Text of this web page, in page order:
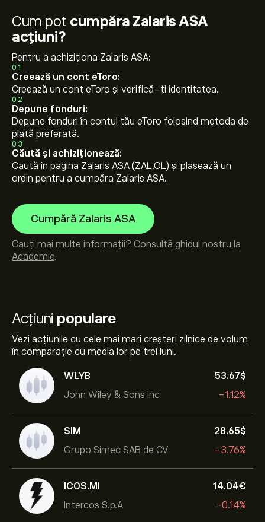
Acțiuni populare
Vezi acțiunile cu cele mai mari creșteri zilnice de volum
în comparație cu media lor pe trei luni.
WLYB
John Wiley & Sons Inc
53.67‎$‎
-1.12%
SIM
Grupo Simec SAB de CV
28.65‎$‎
-3.76%
ICOS.MI
Intercos S.p.A
14.04‎€‎
-0.14%
Cum pot cumpăra Zalaris ASA
acțiuni?
Pentru a achiziționa Zalaris ASA:
01
Creează un cont eToro:
Creează un cont eToro și verifică-ți identitatea.
02
Depune fonduri:
Depune fonduri în contul tău eToro folosind metoda de
plată preferată.
03
Căută și achiziționează:
Caută în pagina Zalaris ASA (ZAL.OL) și plasează un
ordin pentru a cumpăra Zalaris ASA.
Cumpără Zalaris ASA
Cauți mai multe informații? Consultă ghidul nostru la
Academie.